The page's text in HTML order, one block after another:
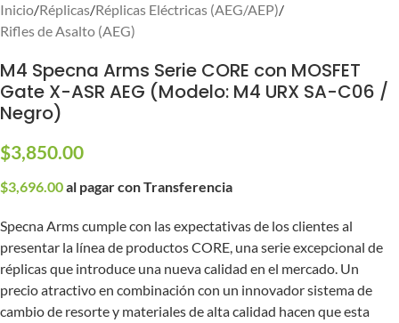
Inicio/Réplicas/Réplicas Eléctricas (AEG/AEP)/
Rifles de Asalto (AEG)
M4 Specna Arms Serie CORE con MOSFET
Gate X-ASR AEG (Modelo: M4 URX SA-C06 /
Negro)
$3,850.00
$3,696.00al pagar con Transferencia
Specna Arms cumple con las expectativas de los clientes al
presentar la línea de productos CORE, una serie excepcional de
réplicas que introduce una nueva calidad en el mercado. Un
precio atractivo en combinación con un innovador sistema de
cambio de resorte y materiales de alta calidad hacen que esta